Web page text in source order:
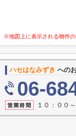
※地図上に表示される物件の
ハセはなみずき への
06-
１０：００